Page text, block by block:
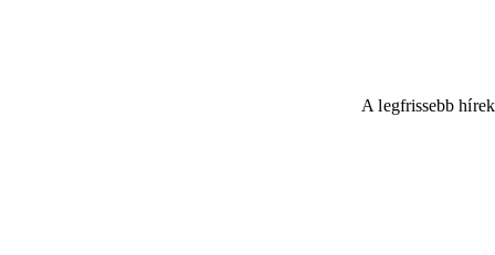
A legfrissebb